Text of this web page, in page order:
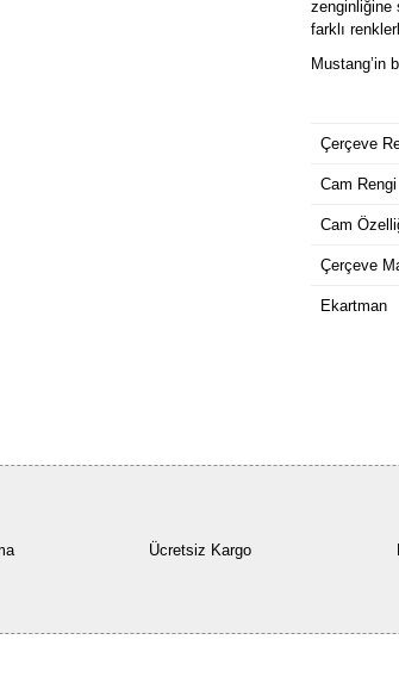
zenginliğine
farklı
Mustang’in
Çerçeve
Cam Rengi
Cam
Çerçeve
Ekartman
Ücretsiz Kargo